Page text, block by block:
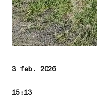
3 feb. 2026
15:13